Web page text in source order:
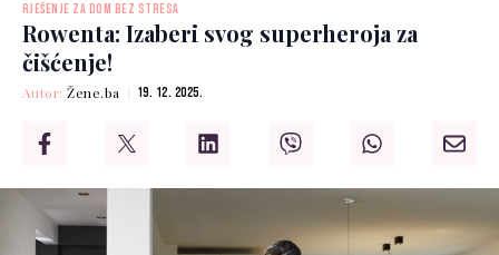
RJEŠENJE ZA DOM BEZ STRESA
Rowenta: Izaberi svog superheroja za
čišćenje!
Autor:Žene.ba 19. 12. 2025.